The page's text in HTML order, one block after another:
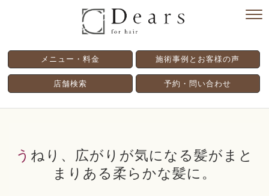
メニュー・料金 施術事例とお客様の声
店舗検索 予約・問い合わせ
うねり、広がりが気になる髪がまと
まりある柔らかな髪に。